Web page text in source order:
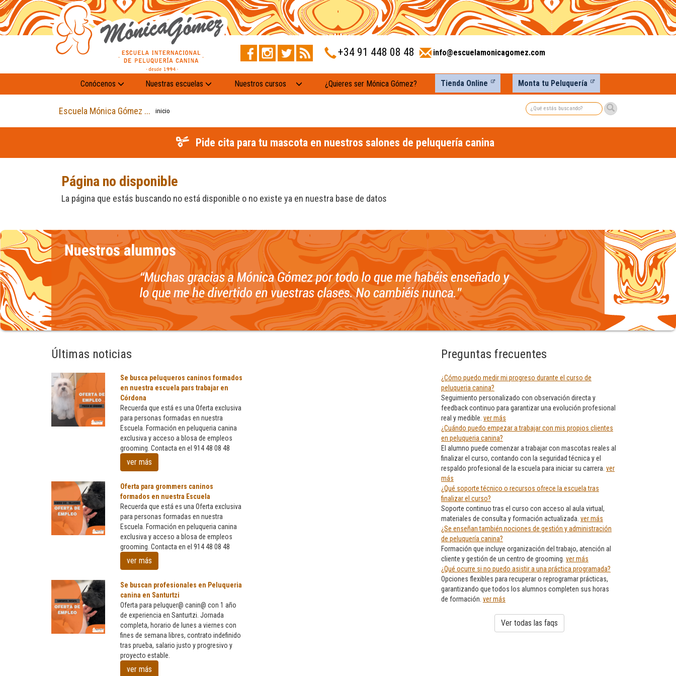
+34 91 448 08 48 info@escuelamonicagomez.com
Conócenos Nuestras escuelas Nuestros cursos ¿Quieres ser Mónica Gómez? Tienda Online Monta tu Peluquería
Escuela Mónica Gómez ... inicio Buscar
Pide cita para tu mascota en nuestros salones de peluquería canina
Página no disponible
La página que estás buscando no está disponible o no existe ya en nuestra base de datos
Últimas noticias
en
nuestra
escuela
pars
trabajar
Se busca peluqueros caninos formados
en nuestra escuela pars trabajar en
Córdona
Recuerda que está es una Oferta exclusiva
para personas formadas en nuestra
Escuela. Formación en peluqueria canina
exclusiva y acceso a blosa de empleos
grooming. Contacta en el 914 48 08 48
ver más
formados
en
nuestra
Escuela
Oferta para grommers caninos
formados en nuestra Escuela
Recuerda que está es una Oferta exclusiva
para personas formadas en nuestra
Escuela. Formación en peluqueria canina
exclusiva y acceso a blosa de empleos
grooming. Contacta en el 914 48 08 48
ver más
Se buscan profesionales en Peluqueria
canina en Santurtzi
Oferta para peluquer@ canin@ con 1 año
de experiencia en Santurtzi. Jornada
completa, horario de lunes a viernes con
fines de semana libres, contrato indefinido
tras prueba, salario justo y progresivo y
proyecto estable.
ver más
Preguntas frecuentes
¿Cómo puedo medir mi progreso durante el curso de
peluqueria canina?
Seguimiento personalizado con observación directa y
feedback continuo para garantizar una evolución profesional
real y medible. ver más
¿Cuándo puedo empezar a trabajar con mis propios clientes
en peluqueria canina?
El alumno puede comenzar a trabajar con mascotas reales al
finalizar el curso, contando con la seguridad técnica y el
respaldo profesional de la escuela para iniciar su carrera. ver
más
¿Qué soporte técnico o recursos ofrece la escuela tras
finalizar el curso?
Soporte continuo tras el curso con acceso al aula virtual,
materiales de consulta y formación actualizada. ver más
¿Se enseñan también nociones de gestión y administración
de peluquería canina?
Formación que incluye organización del trabajo, atención al
cliente y gestión de un centro de grooming. ver más
¿Qué ocurre si no puedo asistir a una práctica programada?
Opciones flexibles para recuperar o reprogramar prácticas,
garantizando que todos los alumnos completen sus horas
de formación. ver más
Ver todas las faqs